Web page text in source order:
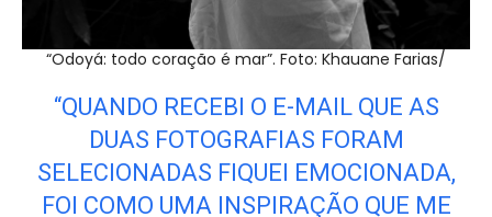
“Odoyá: todo coração é mar”. Foto: Khauane Farias/
“QUANDO RECEBI O E-MAIL QUE AS
DUAS FOTOGRAFIAS FORAM
SELECIONADAS FIQUEI EMOCIONADA,
FOI COMO UMA INSPIRAÇÃO QUE ME